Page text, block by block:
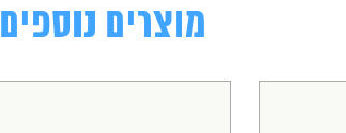
מוצרים נוספים